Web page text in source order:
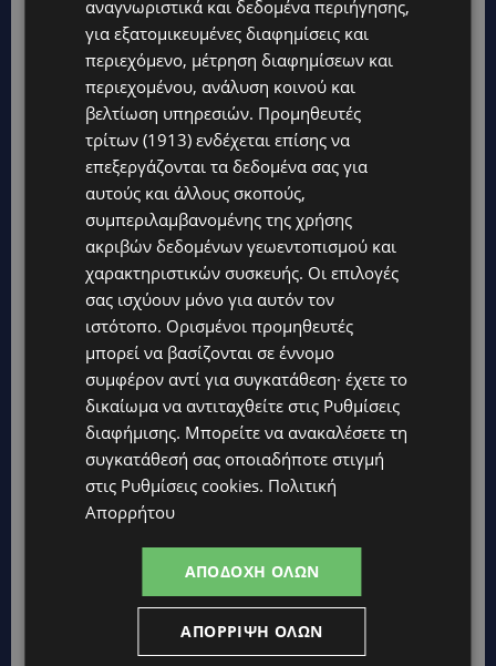
Topics
UPDATES
ΚΙΤΡΙΝΗ ΠΡΟΕΙΔΟΠΟΙΗΣΗ: Έτοιμοι για παραλία – Στους 40°C
και σήμερα η Κύπρος-Πότε θα τεθεί σε ισχύ
UPDATES
ΦΕΙΔΙΑΣ ΠΑΝΑΓΙΩΤΟΥ: Η εμφάνισή του στην εκδήλωση για
Ισαάκ και Σολωμού προκάλεσε αντιδράσεις – «Ασέβεια προς
τους νεκρούς»-(Φώτο)
ΔΗΜΟΣ ΛΑΤΣΙΩΝ – ΓΕΡΙΟΥ: Πάνω από 8.000 υπογραφές κατά
αναγνωριστικά και δεδομένα περιήγησης,
για εξατομικευμένες διαφημίσεις και
περιεχόμενο, μέτρηση διαφημίσεων και
περιεχομένου, ανάλυση κοινού και
βελτίωση υπηρεσιών. Προμηθευτές
τρίτων (1913) ενδέχεται επίσης να
επεξεργάζονται τα δεδομένα σας για
αυτούς και άλλους σκοπούς,
συμπεριλαμβανομένης της χρήσης
ακριβών δεδομένων γεωεντοπισμού και
χαρακτηριστικών συσκευής. Οι επιλογές
σας ισχύουν μόνο για αυτόν τον
ιστότοπο. Ορισμένοι προμηθευτές
μπορεί να βασίζονται σε έννομο
συμφέρον αντί για συγκατάθεση· έχετε το
δικαίωμα να αντιταχθείτε στις Ρυθμίσεις
διαφήμισης. Μπορείτε να ανακαλέσετε τη
συγκατάθεσή σας οποιαδήποτε στιγμή
στις Ρυθμίσεις cookies. Πολιτική
Απορρήτου
ΑΠΟΔΟΧΉ ΌΛΩΝ
ΑΠΌΡΡΙΨΗ ΌΛΩΝ